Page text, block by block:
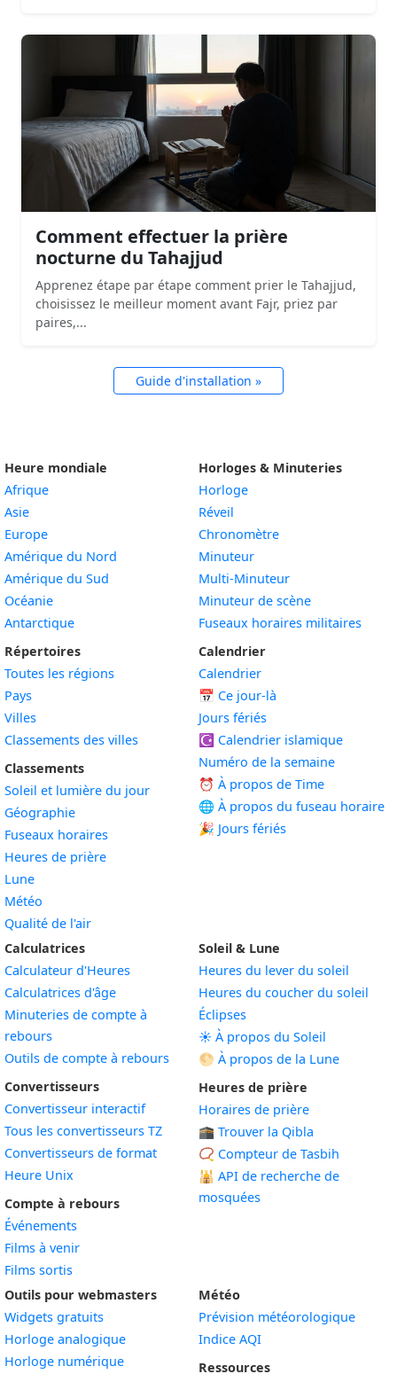
Comment effectuer la prière
nocturne du Tahajjud
Apprenez étape par étape comment prier le Tahajjud,
choisissez le meilleur moment avant Fajr, priez par
paires,...
Guide d'installation »
Heure mondiale
Afrique
Asie
Europe
Amérique du Nord
Amérique du Sud
Océanie
Antarctique
Répertoires
Toutes les régions
Pays
Villes
Classements des villes
Classements
Soleil et lumière du jour
Géographie
Fuseaux horaires
Heures de prière
Lune
Météo
Qualité de l'air
Horloges & Minuteries
Horloge
Réveil
Chronomètre
Minuteur
Multi-Minuteur
Minuteur de scène
Fuseaux horaires militaires
Calendrier
Calendrier
📅 Ce jour-là
Jours fériés
☪️ Calendrier islamique
Numéro de la semaine
⏰ À propos de Time
🌐 À propos du fuseau horaire
🎉 Jours fériés
Calculatrices
Calculateur d'Heures
Calculatrices d'âge
Minuteries de compte à
rebours
Outils de compte à rebours
Convertisseurs
Convertisseur interactif
Tous les convertisseurs TZ
Convertisseurs de format
Heure Unix
Compte à rebours
Événements
Films à venir
Films sortis
Soleil & Lune
Heures du lever du soleil
Heures du coucher du soleil
Éclipses
☀️ À propos du Soleil
🌕 À propos de la Lune
Heures de prière
Horaires de prière
🕋 Trouver la Qibla
📿 Compteur de Tasbih
🕌 API de recherche de
mosquées
Outils pour webmasters
Widgets gratuits
Horloge analogiqueWidget
Horloge numériqueWidget
Météo
Prévision météorologique
Indice AQI
Ressources